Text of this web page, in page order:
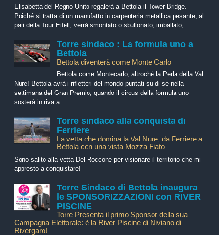
Elisabetta del Regno Unito regalerà a Bettola il Tower Bridge.
Poiché si tratta di un manufatto in carpenteria metallica pesante, al
pari della Tour Eifell, verrà smontato o sbullonato, imballato, ...
Torre sindaco : La formula uno a
Bettola
Bettola diventerà come Monte Carlo
Bettola come Montecarlo, altroché la Perla della Val
Nure! Bettola avrà i riflettori del mondo puntati su di se nella
settimana del Gran Premio, quando il circus della formula uno
sosterà in riva a...
Torre sindaco alla conquista di
Ferriere
La vetta che domina la Val Nure, da Ferriere a
Bettola con una vista Mozza Fiato
Sono salito alla vetta Del Roccone per visionare il territorio che mi
appresto a conquistare!
Torre Sindaco di Bettola inaugura
le SPONSORIZZAZIONI con RIVER
PISCINE
Torre Presenta il primo Sponsor della sua
Campagna Elettorale: è la River Piscine di Niviano di
Rivergaro!